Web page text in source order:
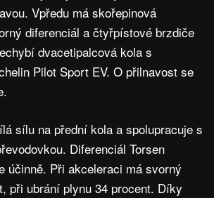
Vpředu má skořepinová
diferenciál a čtyřpístové brzdiče
dvacetipalcová kola s
Pilot Sport EV. O přilnavost se
sílu na přední kola a spolupracuje s
Diferenciál Torsen
účinně. Při akceleraci má svorný
při ubrání plynu 34 procent. Díky